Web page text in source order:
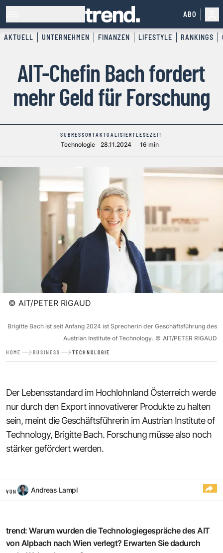
ABO
AKTUELL UNTERNEHMEN FINANZEN LIFESTYLE RANKINGS
AIT-Chefin Bach fordert
mehr Geld für Forschung
SUBRESSORT
Technologie
AKTUALISIERT
28.11.2024
LESEZEIT
16 min
© AIT/PETER RIGAUD
Brigitte Bach ist seit Anfang 2024 ist Sprecherin der Geschäftsführung des
Austrian Institute of Technology. © AIT/PETER RIGAUD
HOME BUSINESS TECHNOLOGIE
Der Lebensstandard im Hochlohnland Österreich werde
nur durch den Export innovativerer Produkte zu halten
sein, meint die Geschäftsführerin im Austrian Institute of
Technology, Brigitte Bach. Forschung müsse also noch
stärker gefördert werden.
VON Andreas Lampl
trend:Warum wurden die Techno­logiegespräche des AIT
von Alpbach nach Wien verlegt? Erwarten Sie ­dadurch